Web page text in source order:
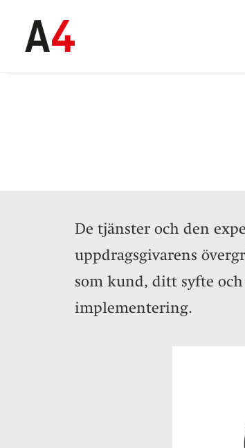
De tjänster och den
uppdragsgivarens
som kund, ditt syfte
implementering.